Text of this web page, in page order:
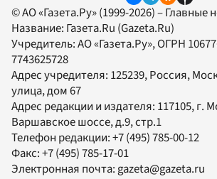
© АО «Газета.Ру» (1999-2026) – Главные
Название: Газета.Ru (Gazeta.Ru)
Учредитель:АО «Газета.Ру», ОГРН
7743625728
Адрес учредителя: 125239, Россия,
улица, дом 67
Адрес редакции и издателя: 117105, г.
Варшавское шоссе, д.9, стр.1
Телефон редакции:+7 (495) 785-00-12
Факс:+7 (495) 785-17-01
Электронная почта:gazeta@gazeta.ru